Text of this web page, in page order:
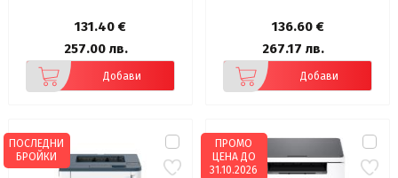
131.40 €
257.00 лв.
Добави
136.60 €
267.17 лв.
Добави
ПОСЛЕДНИ
БРОЙКИ
ПРОМО
ЦЕНА ДО
31.10.2026